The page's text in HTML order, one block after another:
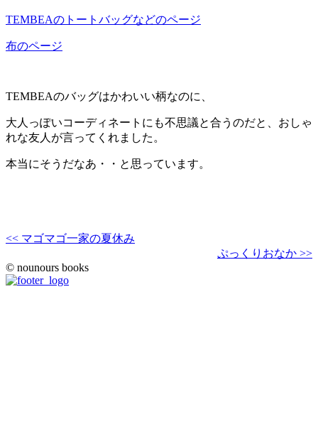
TEMBEAのトートバッグなどのページ
布のページ
TEMBEAのバッグはかわいい柄なのに、
大人っぽいコーディネートにも不思議と合うのだと、おしゃ
れな友人が言ってくれました。
本当にそうだなあ・・と思っています。
<< マゴマゴ一家の夏休み
ぷっくりおなか >>
© nounours books